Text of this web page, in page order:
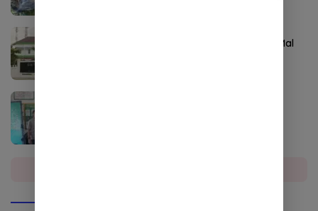
APH Didesak Periksa Komisioner Baitul Mal